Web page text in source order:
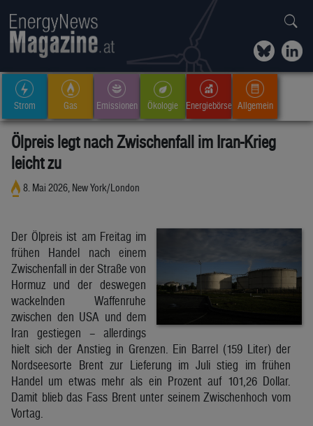
Strom Gas Emissionen Ökologie Energiebörse Allgemein
Ölpreis legt nach Zwischenfall im Iran-Krieg
leicht zu
8. Mai 2026, New York/London
Der Ölpreis ist am Freitag im
frühen Handel nach einem
Zwischenfall in der Straße von
Hormuz und der deswegen
wackelnden Waffenruhe
zwischen den USA und dem
Iran gestiegen – allerdings
hielt sich der Anstieg in Grenzen. Ein Barrel (159 Liter) der
Nordseesorte Brent zur Lieferung im Juli stieg im frühen
Handel um etwas mehr als ein Prozent auf 101,26 Dollar.
Damit blieb das Fass Brent unter seinem Zwischenhoch vom
Vortag.